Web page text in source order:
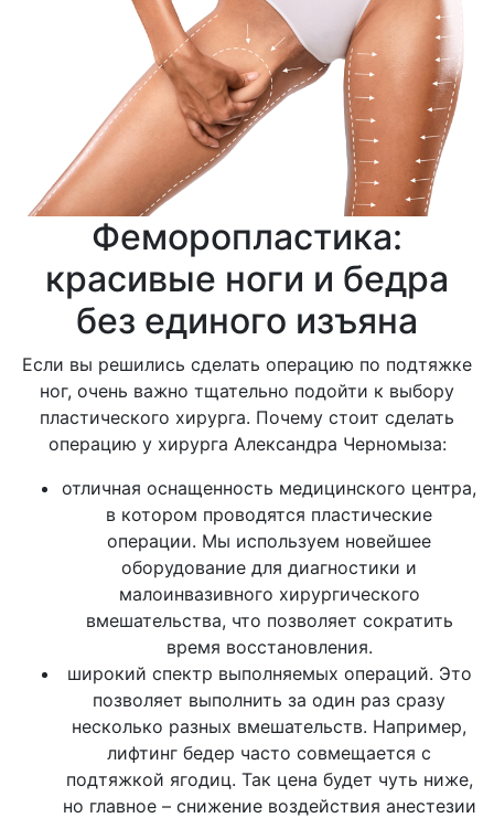
Феморопластика:
красивые ноги и бедра
без единого изъяна
Если вы решились сделать операцию по подтяжке
ног, очень важно тщательно подойти к выбору
пластического хирурга. Почему стоит сделать
операцию у хирурга Александра Черномыза:
отличная оснащенность медицинского центра,
в котором проводятся пластические
операции. Мы используем новейшее
оборудование для диагностики и
малоинвазивного хирургического
вмешательства, что позволяет сократить
время восстановления.
широкий спектр выполняемых операций. Это
позволяет выполнить за один раз сразу
несколько разных вмешательств. Например,
лифтинг бедер часто совмещается с
подтяжкой ягодиц. Так цена будет чуть ниже,
но главное – снижение воздействия анестезии